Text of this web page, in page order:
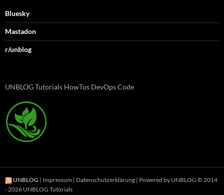
Bluesky
Mastadon
r/unblog
UNBLOG Tutorials HowTos DevOps Code
UNBLOG | Impressum | Datenschutzerklärung | Powered by UNBLOG © 2014
- 2026 UNBLOG Tutorials